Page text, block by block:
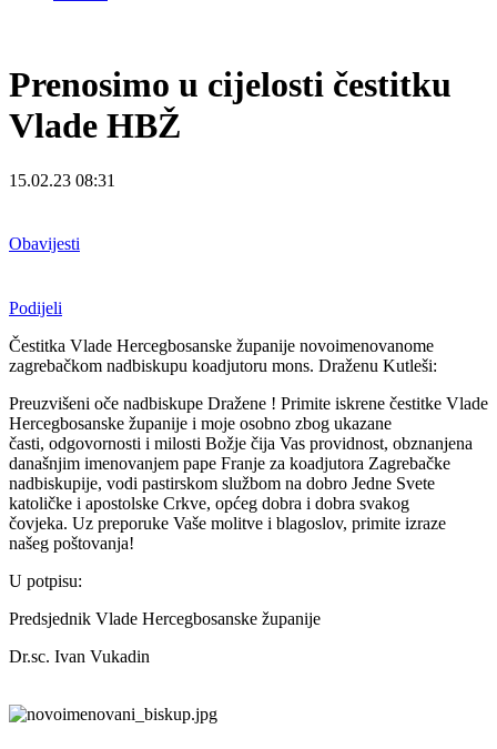
Prenosimo u cijelosti čestitku
Vlade HBŽ
15.02.23 08:31
Obavijesti
Podijeli
Čestitka Vlade Hercegbosanske županije novoimenovanome
zagrebačkom nadbiskupu koadjutoru mons. Draženu Kutleši:
Preuzvišeni oče nadbiskupe Dražene ! Primite iskrene čestitke Vlade
Hercegbosanske županije i moje osobno zbog ukazane
časti, odgovornosti i milosti Božje čija Vas providnost, obznanjena
današnjim imenovanjem pape Franje za koadjutora Zagrebačke
nadbiskupije, vodi pastirskom službom na dobro Jedne Svete
katoličke i apostolske Crkve, općeg dobra i dobra svakog
čovjeka. Uz preporuke Vaše molitve i blagoslov, primite izraze
našeg poštovanja!
U potpisu:
Predsjednik Vlade Hercegbosanske županije
Dr.sc. Ivan Vukadin